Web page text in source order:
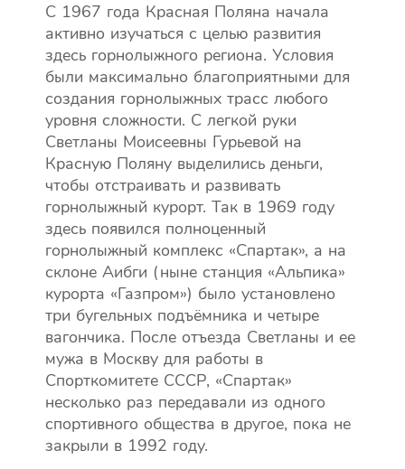
С 1967 года Красная Поляна начала
активно изучаться с целью развития
здесь горнолыжного региона. Условия
были максимально благоприятными для
создания горнолыжных трасс любого
уровня сложности. С легкой руки
Светланы Моисеевны Гурьевой на
Красную Поляну выделились деньги,
чтобы отстраивать и развивать
горнолыжный курорт. Так в 1969 году
здесь появился полноценный
горнолыжный комплекс «Спартак», а на
склоне Аибги (ныне станция «Альпика»
курорта «Газпром») было установлено
три бугельных подъёмника и четыре
вагончика. После отъезда Светланы и ее
мужа в Москву для работы в
Спорткомитете СССР, «Спартак»
несколько раз передавали из одного
спортивного общества в другое, пока не
закрыли в 1992 году.